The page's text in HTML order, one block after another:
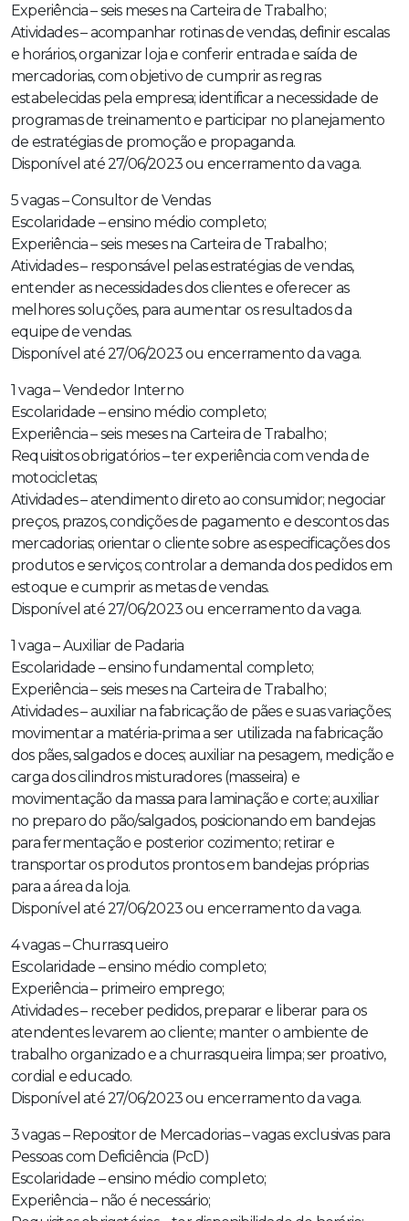
Experiência – seis meses na Carteira de Trabalho;
Atividades – acompanhar rotinas de vendas, definir escalas
e horários, organizar loja e conferir entrada e saída de
mercadorias, com objetivo de cumprir as regras
estabelecidas pela empresa; identificar a necessidade de
programas de treinamento e participar no planejamento
de estratégias de promoção e propaganda.
Disponível até 27/06/2023 ou encerramento da vaga.
5 vagas – Consultor de Vendas
Escolaridade – ensino médio completo;
Experiência – seis meses na Carteira de Trabalho;
Atividades – responsável pelas estratégias de vendas,
entender as necessidades dos clientes e oferecer as
melhores soluções, para aumentar os resultados da
equipe de vendas.
Disponível até 27/06/2023 ou encerramento da vaga.
1 vaga – Vendedor Interno
Escolaridade – ensino médio completo;
Experiência – seis meses na Carteira de Trabalho;
Requisitos obrigatórios – ter experiência com venda de
motocicletas;
Atividades – atendimento direto ao consumidor; negociar
preços, prazos, condições de pagamento e descontos das
mercadorias; orientar o cliente sobre as especificações dos
produtos e serviços; controlar a demanda dos pedidos em
estoque e cumprir as metas de vendas.
Disponível até 27/06/2023 ou encerramento da vaga.
1 vaga – Auxiliar de Padaria
Escolaridade – ensino fundamental completo;
Experiência – seis meses na Carteira de Trabalho;
Atividades – auxiliar na fabricação de pães e suas variações;
movimentar a matéria-prima a ser utilizada na fabricação
dos pães, salgados e doces; auxiliar na pesagem, medição e
carga dos cilindros misturadores (masseira) e
movimentação da massa para laminação e corte; auxiliar
no preparo do pão/salgados, posicionando em bandejas
para fermentação e posterior cozimento; retirar e
transportar os produtos prontos em bandejas próprias
para a área da loja.
Disponível até 27/06/2023 ou encerramento da vaga.
4 vagas – Churrasqueiro
Escolaridade – ensino médio completo;
Experiência – primeiro emprego;
Atividades – receber pedidos, preparar e liberar para os
atendentes levarem ao cliente; manter o ambiente de
trabalho organizado e a churrasqueira limpa; ser proativo,
cordial e educado.
Disponível até 27/06/2023 ou encerramento da vaga.
3 vagas – Repositor de Mercadorias – vagas exclusivas para
Pessoas com Deficiência (PcD)
Escolaridade – ensino médio completo;
Experiência – não é necessário;